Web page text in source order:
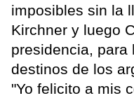
imposibles sin la
Kirchner y luego
presidencia, para
destinos de los
"Yo felicito a mis